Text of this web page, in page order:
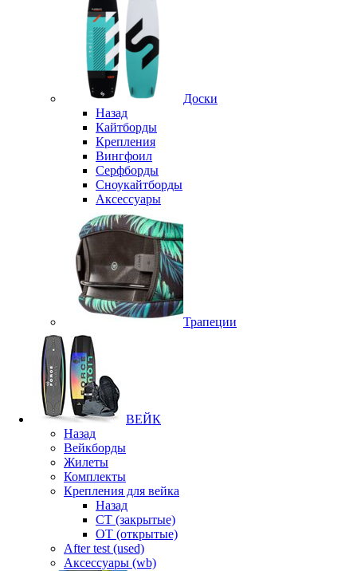
Доски
Назад
Кайтборды
Крепления
Вингфоил
Серфборды
Сноукайтборды
Аксессуары
Трапеции
ВЕЙК
Назад
Вейкборды
Жилеты
Комплекты
Крепления для вейка
Назад
CT (закрытые)
OT (открытые)
After test (used)
Аксессуары (wb)